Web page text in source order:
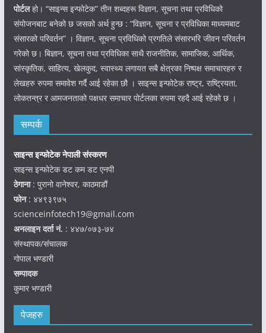
पोर्टलहो। “साइन्स इन्फोटेक” तीन शब्दहरू विज्ञान, सूचना तथा प्रविधिको
संयोजनबाट बनेको छ जसको अर्थ हुन्छ : “विज्ञान, सूचना र प्रविधिका माध्यमबाट
संसारको परिवर्तन” । विज्ञान, सूचना प्रविधिको प्रगतिले संसारभरि जीवन परिवर्तन
गरेको छ। बिज्ञान, सूचना तथा प्रविधिका साथै राजनीतिक, सामाजिक, आर्थिक,
सांस्कृतिक, साहित्य, खेलकुद, स्वास्थ्य लगायत सबै क्षेत्रका निष्पक्ष समाचारहरु र
लेखहरु रुपमा समावेश गर्दै आई रहेका छौ । साइन्स इन्फोटेक राष्ट्र, राष्ट्रियता,
लोकतन्त्र र आमजनताको पक्षधर समाचार पोर्टलका रुपमा रहदै आई रहेको छ ।
सम्पर्क
साइन्स इन्फोटेक नेपाली संस्करण
साइन्स इन्फोटेक डट कम डट एनपी
ठेगाना: पुरानो वानेश्वर, काठमाडौं
फोन: ४४९३९७५
scienceinfotech19@gmail.com
अनलाइन दर्ता नं. : ४४७/०७३-७४
संस्थापक/संचालक
गोपाल भण्डारी
सम्पादक
कुमार भण्डारी
पेजहरु